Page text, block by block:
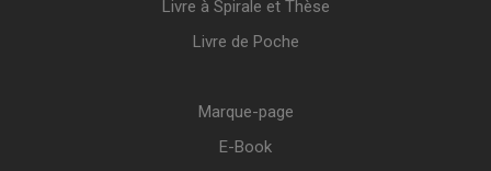
Livre à Spirale et Thèse
Livre de Poche
Marque-page
E-Book